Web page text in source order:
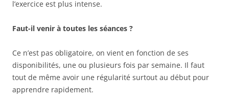
l’exercice est plus intense.
Faut-il venir à toutes les séances ?
Ce n’est pas obligatoire, on vient en fonction de ses
disponibilités, une ou plusieurs fois par semaine. Il faut
tout de même avoir une régularité surtout au début pour
apprendre rapidement.